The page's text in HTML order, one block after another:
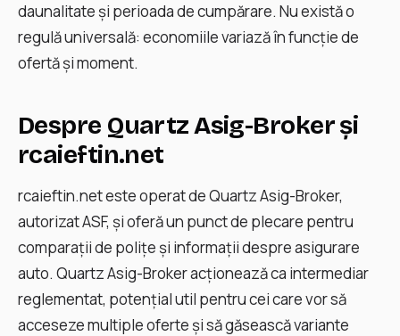
daunalitate și perioada de cumpărare. Nu există o
regulă universală: economiile variază în funcție de
ofertă și moment.
Despre Quartz Asig-Broker și
rcaieftin.net
rcaieftin.net este operat de Quartz Asig-Broker,
autorizat ASF, și oferă un punct de plecare pentru
comparații de polițe și informații despre asigurare
auto. Quartz Asig-Broker acționează ca intermediar
reglementat, potențial util pentru cei care vor să
acceseze multiple oferte și să găsească variante